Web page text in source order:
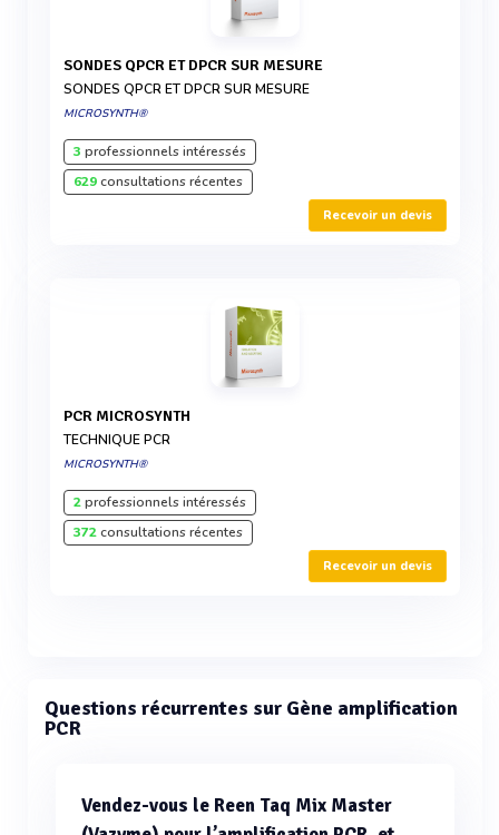
SONDES QPCR ET DPCR SUR MESURE
SONDES QPCR ET DPCR SUR MESURE
MICROSYNTH®
3 professionnels intéressés
629consultations récentes
Recevoir un devis
PCR MICROSYNTH
TECHNIQUE PCR
MICROSYNTH®
2professionnels intéressés
372consultations récentes
Recevoir un devis
Questions récurrentes sur Gène amplification
PCR
Vendez-vous le Reen Taq Mix Master